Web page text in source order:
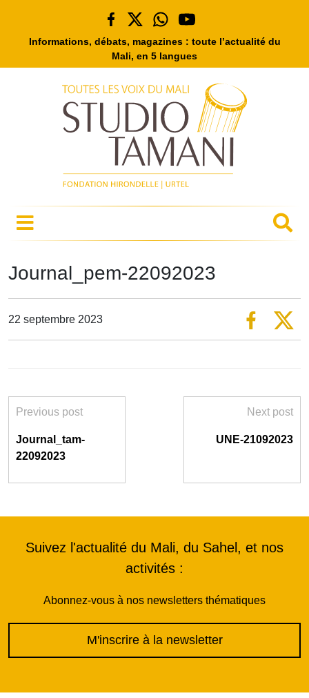
Informations, débats, magazines : toute l’actualité du
Mali, en 5 langues
Journal_pem-22092023
22 septembre 2023
Previous post
Journal_tam-
22092023
Next post
UNE-21092023
Suivez l'actualité du Mali, du Sahel, et nos
activités :
Abonnez-vous à nos newsletters thématiques
M'inscrire à la newsletter